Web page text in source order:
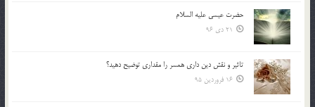
حضرت عیسی علیه السلام
21 دی 96
تاثير و نقش دين داري همسر را مقداري توضيح دهيد؟
16 فروردین 95